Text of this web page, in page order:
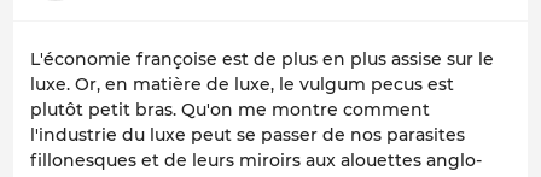
L'économie françoise est de plus en plus assise sur le
luxe. Or, en matière de luxe, le vulgum pecus est
plutôt petit bras. Qu'on me montre comment
l'industrie du luxe peut se passer de nos parasites
fillonesques et de leurs miroirs aux alouettes anglo-